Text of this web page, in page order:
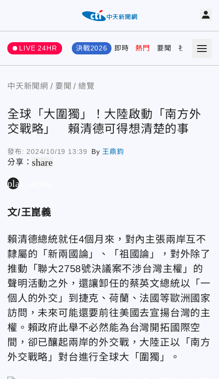
LIVE 24HR 決戰2026 即時 熱門 要聞 社會 娛樂
中天新聞網 要聞 總覽
全球「大圍獨」！大陸啟動「南方外
交戰略」 賴清德可得想清楚的事
發布: 2024/10/19 13:39 By 王鼎鈞
分享：share
play_arrow
文/王崑義
賴清德總統就任4個月來，對內主張兩岸互不
隸屬的「新兩國論」、「祖國論」，對外除了
推動「聯大2758號決議案不涉台灣主權」的
聲明活動之外，還讓卸任的蔡英文總統以「一
個人的外交」到捷克、荷蘭、法國等歐洲國家
訪問，未來可能還要前往美國去宣揚台灣的主
權。賴政府此舉不必然能為台灣開拓國際空
間，卻已釀起兩岸的外交戰，大陸正以「南方
外交戰略」對台進行全球大「圍獨」。